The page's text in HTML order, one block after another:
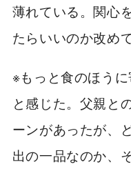
薄れている。関心
たらいいのか改め
※もっと食のほう
と感じた。父親と
ーンがあったが、
出の一品なのか、